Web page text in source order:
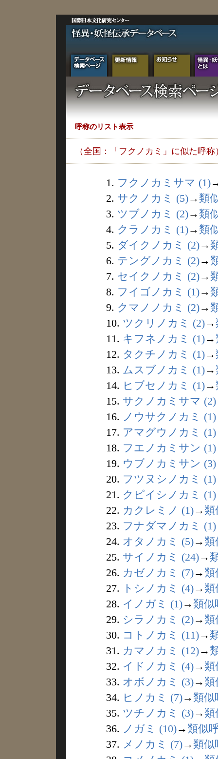
呼称のリスト表示
（全国：「フクノカミ」に似た呼称
1. フクノカミサマ (1)
2. サクノカミ (5)→ 類
3. ツブノカミ (2)→ 類
4. クラノカミ (1)→ 類
5. ダイクノカミ (2)→
6. テングノカミ (2)→
7. セイクノカミ (2)→
8. フイゴノカミ (1)→
9. クマノノカミ (2)→
10. ツクリノカミ (2)→
11. キフネノカミ (1)→
12. タクチノカミ (1)→
13. ムスブノカミ (1)→
14. ヒブセノカミ (1)→
15. サクノカミサマ (2)
16. ノウサクノカミ (1)
17. アマグウノカミ (1)
18. フエノカミサン (1)
19. ウブノカミサン (3)
20. フツヌシノカミ (1)
21. クピイシノカミ (1)
22. カクレミノ (1)→ 類
23. フナダマノカミ (1)
24. オタノカミ (5)→ 類
25. サイノカミ (24)→
26. カゼノカミ (7)→ 類
27.
トシノカミ (4)→ 類
28. イノガミ (1)→ 類似
29. シラノカミ (2)→ 類
30. コトノカミ (11)→
31. カマノカミ (12)→
32. イドノカミ (4)→ 類
33. オボノカミ (3)→ 類
34. ヒノカミ (7)→ 類似
35. ツチノカミ (3)→ 類
36. ノガミ (10)→ 類似
37. メノカミ (7)→ 類似